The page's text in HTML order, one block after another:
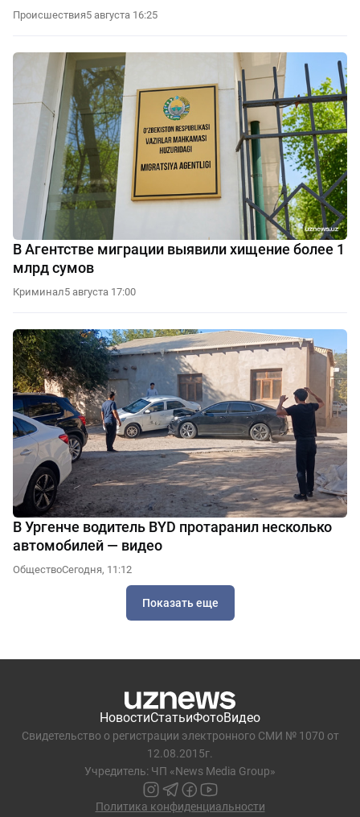
Происшествия5 августа 16:25
В Агентстве миграции выявили хищение более 1
млрд сумов
Криминал5 августа 17:00
В Ургенче водитель BYD протаранил несколько
автомобилей — видео
ОбществоСегодня, 11:12
Показать еще
НовостиСтатьиФотоВидео
Свидетельство о регистрации электронного СМИ № 1070 от
12.08.2015г.
Учредитель: ЧП «News Media Group»
Политика конфиденциальности